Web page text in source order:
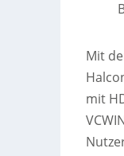
Mit
mit